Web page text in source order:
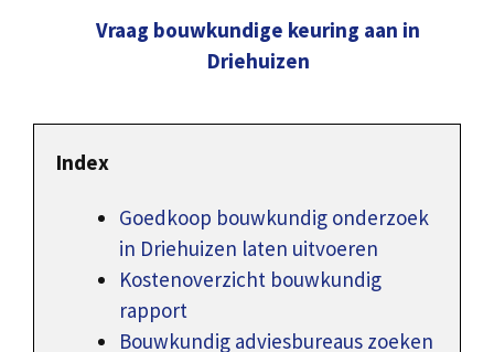
Vraag bouwkundige keuring aan in
Driehuizen
Index
Goedkoop bouwkundig onderzoek
in Driehuizen laten uitvoeren
Kostenoverzicht bouwkundig
rapport
Bouwkundig adviesbureaus zoeken